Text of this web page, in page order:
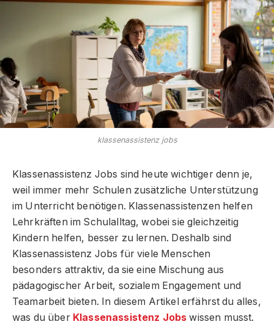
klassenassistenz jobs
Klassenassistenz Jobs sind heute wichtiger denn je,
weil immer mehr Schulen zusätzliche Unterstützung
im Unterricht benötigen. Klassenassistenzen helfen
Lehrkräften im Schulalltag, wobei sie gleichzeitig
Kindern helfen, besser zu lernen. Deshalb sind
Klassenassistenz Jobs für viele Menschen
besonders attraktiv, da sie eine Mischung aus
pädagogischer Arbeit, sozialem Engagement und
Teamarbeit bieten. In diesem Artikel erfährst du alles,
was du über Klassenassistenz Jobs wissen musst.